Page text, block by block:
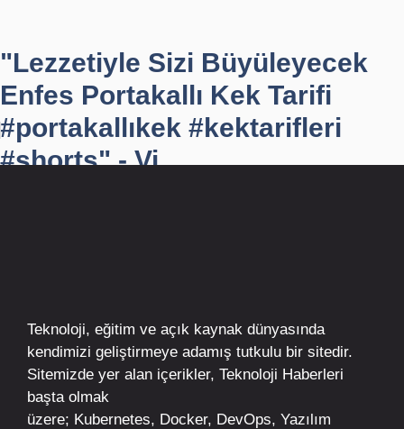
"Lezzetiyle Sizi Büyüleyecek
Enfes Portakallı Kek Tarifi
#portakallıkek #kektarifleri
#shorts" - Vi...
Teknoloji, eğitim ve açık kaynak dünyasında
kendimizi geliştirmeye adamış tutkulu bir sitedir.
Sitemizde yer alan içerikler, Teknoloji Haberleri
başta olmak
üzere; Kubernetes, Docker, DevOps, Yazılım